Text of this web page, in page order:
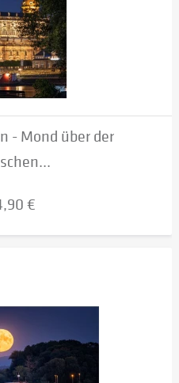
- Mond über der
€